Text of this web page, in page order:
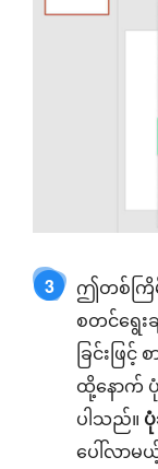
3
ဤတစ်ကြိ
စတင်ရွေး
ခြင်းဖြ
ထို့နောက်
ပါသည်။
ပေါ်လာမ